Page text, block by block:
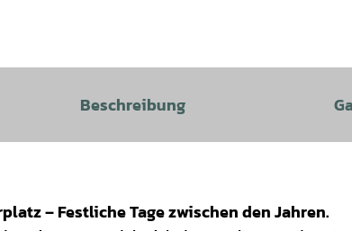
Beschreibung
– Festliche Tage zwischen den Jahren.